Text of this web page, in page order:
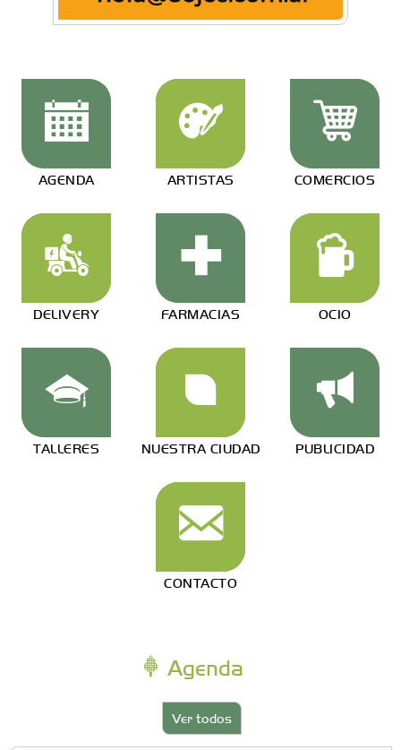
AGENDA ARTISTAS COMERCIOS
DELIVERY FARMACIAS OCIO
TALLERES NUESTRA CIUDAD PUBLICIDAD
CONTACTO
Agenda
Ver todos